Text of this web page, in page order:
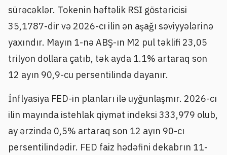
sürəcəklər. Tokenin həftəlik RSI göstəricisi
35,1787-dir və 2026-cı ilin ən aşağı səviyyələrinə
yaxındır. Mayın 1-nə ABŞ-ın M2 pul təklifi 23,05
trilyon dollara çatıb, tək ayda 1.1% artaraq son
12 ayın 90,9-cu persentilində dayanır.
İnflyasiya FED-in planları ilə uyğunlaşmır. 2026-cı
ilin mayında istehlak qiymət indeksi 333,979 olub,
ay ərzində 0,5% artaraq son 12 ayın 90-cı
persentilindədir. FED faiz hədəfini dekabrın 11-